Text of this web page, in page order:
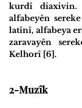
kurdî
alfabeyên
latînî, alfabeya
zaravayên
Kelhorî [6].
2-Muzîk